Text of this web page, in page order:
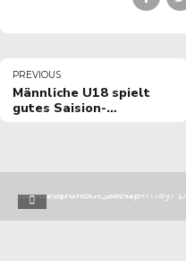
PREVIOUS
Männliche U18 spielt
gutes Saision-